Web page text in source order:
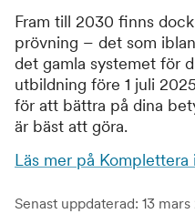
Fram till 2030 finns
prövning – det som
det gamla systemet för
utbildning före 1 juli
för att bättra på dina
är bäst att göra.
Läs mer på Komplettera
Senast uppdaterad: 13